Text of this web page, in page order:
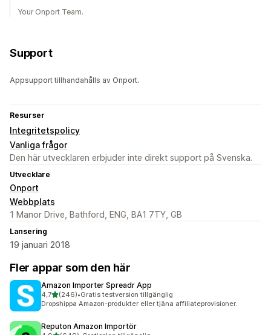
Your Onport Team.
Support
Appsupport tillhandahålls av Onport.
Resurser
Integritetspolicy
Vanliga frågor
Den här utvecklaren erbjuder inte direkt support på Svenska.
Utvecklare
Onport
Webbplats
1 Manor Drive, Bathford, ENG, BA1 7TY, GB
Lansering
19 januari 2018
Fler appar som den här
Amazon Importer Spreadr App
4,7av 5 stjärnor
(246)
246 recensioner totalt
•Gratis testversion tillgänglig
Dropshippa Amazon-produkter eller tjäna affiliateprovisioner.
Reputon Amazon Importör